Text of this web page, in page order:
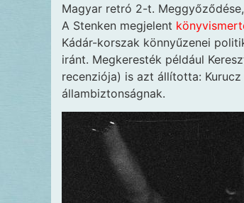
Magyar retró 2-t.
A Stenken megjelent
Kádár-korszak könnyűzenei
iránt. Megkeresték például
recenziója) is azt állította:
állambiztonságnak.